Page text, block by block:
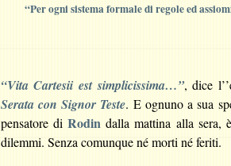
“Per ogni sistema formale di regole ed
“Vita Cartesii est simplicissima…”, dice
Serata con Signor Teste. E ognuno a sua
pensatore di Rodin dalla mattina alla sera,
dilemmi. Senza comunque né morti né feriti.